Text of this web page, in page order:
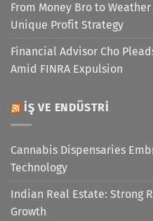
From Money Bro to
Unique Profit Strategy
Financial Advisor Cho
Amid FINRA Expulsion
İŞ VE ENDÜSTRI
Cannabis Dispensaries
Technology
Indian Real Estate: Strong
Growth